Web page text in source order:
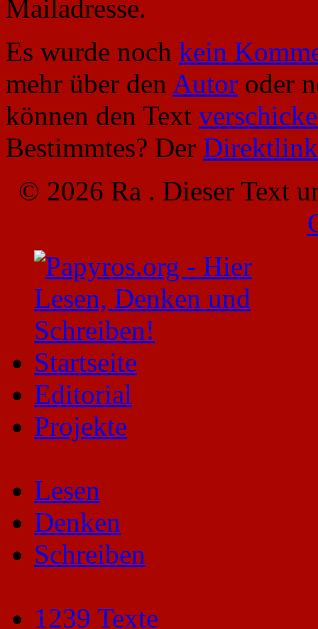
Mailadresse.
Es wurde noch kein
mehr über den Autor oder
können den Text
Bestimmtes? Der Direktlink
© 2026 Ra . Dieser Text
Startseite
Editorial
Projekte
Lesen
Denken
Schreiben
1239 Texte